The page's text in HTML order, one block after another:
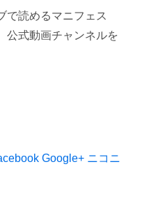
で読めるマニフェス
公式動画チャンネルを
Google+ ニコニ